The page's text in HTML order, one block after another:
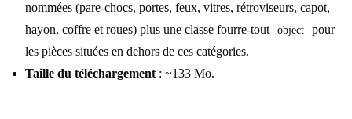
nommées (pare-chocs, portes, feux, vitres, rétroviseurs, capot,
hayon, coffre et roues) plus une classe fourre-tout
object
pour
les pièces situées en dehors de ces catégories.
Taille du téléchargement : ~133 Mo.